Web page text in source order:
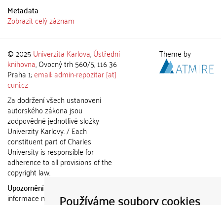
Používáme soubory cookies
Metadata
Zobrazit celý záznam
© 2025 Univerzita Karlova,Ústřední
knihovna, Ovocný trh 560/5, 116 36
Praha 1;email: admin-repozitar [at]
cuni.cz
Za dodržení všech ustanovení
autorského zákona jsou
zodpovědné jednotlivé složky
Univerzity Karlovy. / Each
constituent part of Charles
University is responsible for
adherence to all provisions of the
copyright law.
Upozornění / Notice:
informace nemohou být použity k
Theme by